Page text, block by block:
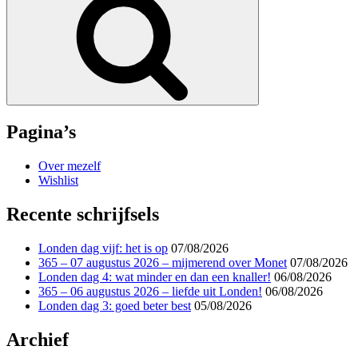
Pagina’s
Over mezelf
Wishlist
Recente schrijfsels
Londen dag vijf: het is op 07/08/2026
365 – 07 augustus 2026 – mijmerend over Monet 07/08/2026
Londen dag 4: wat minder en dan een knaller! 06/08/2026
365 – 06 augustus 2026 – liefde uit Londen! 06/08/2026
Londen dag 3: goed beter best 05/08/2026
Archief